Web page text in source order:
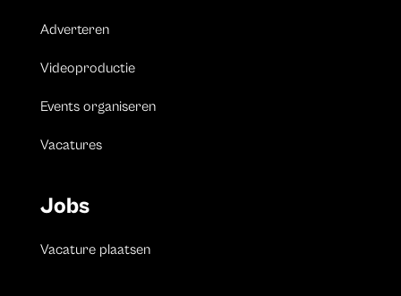
Adverteren
Videoproductie
Events organiseren
Vacatures
Jobs
Vacature plaatsen